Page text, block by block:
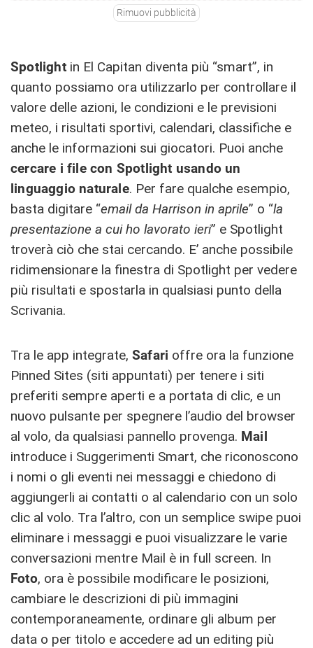
Rimuovi pubblicità
Spotlightin El Capitan diventa più “smart”, in
quanto possiamo ora utilizzarlo per controllare il
valore delle azioni, le condizioni e le previsioni
meteo, i risultati sportivi, calendari, classifiche e
anche le informazioni sui giocatori. Puoi anche
cercare i file con Spotlight usando un
linguaggio naturale. Per fare qualche esempio,
basta digitare “email da Harrison in aprile” o “la
presentazione a cui ho lavorato ieri” e Spotlight
troverà ciò che stai cercando. E’ anche possibile
ridimensionare la finestra di Spotlight per vedere
più risultati e spostarla in qualsiasi punto della
Scrivania.
Tra le app integrate, Safari offre ora la funzione
Pinned Sites (siti appuntati) per tenere i siti
preferiti sempre aperti e a portata di clic, e un
nuovo pulsante per spegnere l’audio del browser
al volo, da qualsiasi pannello provenga. Mail
introduce i Suggerimenti Smart, che riconoscono
i nomi o gli eventi nei messaggi e chiedono di
aggiungerli ai contatti o al calendario con un solo
clic al volo. Tra l’altro, con un semplice swipe puoi
eliminare i messaggi e puoi visualizzare le varie
conversazioni mentre Mail è in full screen. In
Foto, ora è possibile modificare le posizioni,
cambiare le descrizioni di più immagini
contemporaneamente, ordinare gli album per
data o per titolo e accedere ad un editing più